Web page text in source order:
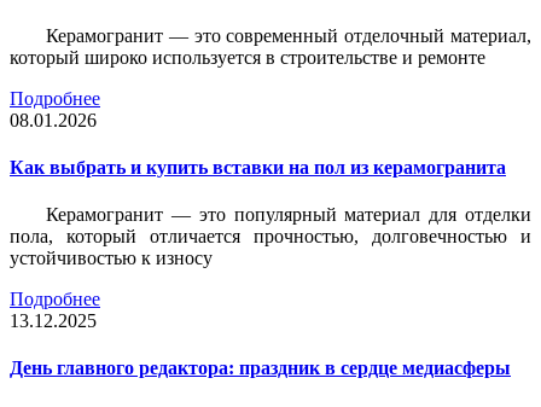
Керамогранит — это современный отделочный материал,
который широко используется в строительстве и ремонте
Подробнее
08.01.2026
Как выбрать и купить вставки на пол из керамогранита
Керамогранит — это популярный материал для отделки
пола, который отличается прочностью, долговечностью и
устойчивостью к износу
Подробнее
13.12.2025
День главного редактора: праздник в сердце медиасферы